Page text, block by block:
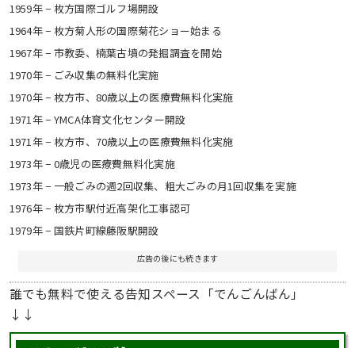
1959年 − 枚方国際ゴルフ場開設
1964年 − 枚方菊人形の国際菊花ショー始まる
1967年 − 市教委、楠葉古墳の発掘調査を開始
1970年 − ごみ収集の無料化実施
1970年 − 枚方市、80歳以上の医療費無料化実施
1971年 − YMCA体育文化センター開設
1971年 − 枚方市、70歳以上の医療費無料化実施
1973年 − 0歳児の医療費無料化実施
1973年 − 一般ごみの週2回収集、粗大ごみの月1回収集を実施
1976年 − 枚方市駅付近高架化工事認可
1979年 − 国鉄片町線藤阪駅開設
広告の後にも続きます
誰でも無料で使える告知スペース「でんごんばん」
↓↓